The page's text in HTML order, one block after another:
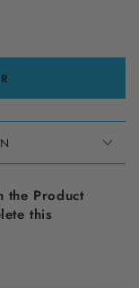
the Product
this